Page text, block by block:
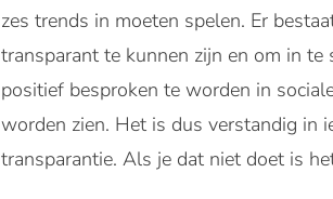
zes trends in moeten spelen. Er
transparant te kunnen zijn en om in te
positief besproken te worden in
worden zien. Het is dus verstandig in
transparantie. Als je dat niet doet is